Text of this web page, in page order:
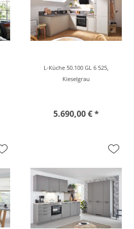
L-Küche 50.100 GL 6 525,
Kieselgrau
5.690,00 € *